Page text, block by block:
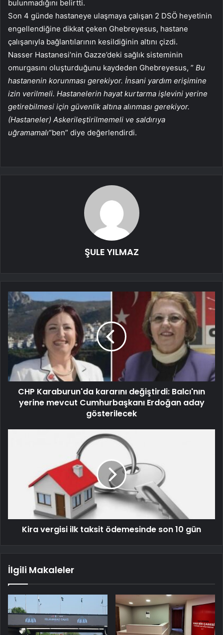
bulunmadığını belirtti.
Son 4 günde hastaneye ulaşmaya çalışan 2 DSÖ heyetinin
engellendiğine dikkat çeken Ghebreyesus, hastane
çalışanıyla bağlantılarının kesildiğinin altını çizdi.
Nasser Hastanesi’nin Gazze’deki sağlık sisteminin
omurgasını oluşturduğunu kaydeden Ghebreyesus, ” Bu
hastanenin korunması gerekiyor. İnsani yardım erişimine
izin verilmeli. Hastanelerin hayat kurtarma işlevini yerine
getirebilmesi için güvenlik altına alınması gerekiyor.
(Hastaneler) Askerileştirilmemeli ve saldırıya
uğramamalı“ben” diye değerlendirdi.
ŞULE YILMAZ
CHP Karaburun'da kararını değiştirdi: Balcı'nın
yerine mevcut Cumhurbaşkanı Erdoğan aday
gösterilecek
Kira vergisi ilk taksit ödemesinde son 10 gün
İlgili Makaleler